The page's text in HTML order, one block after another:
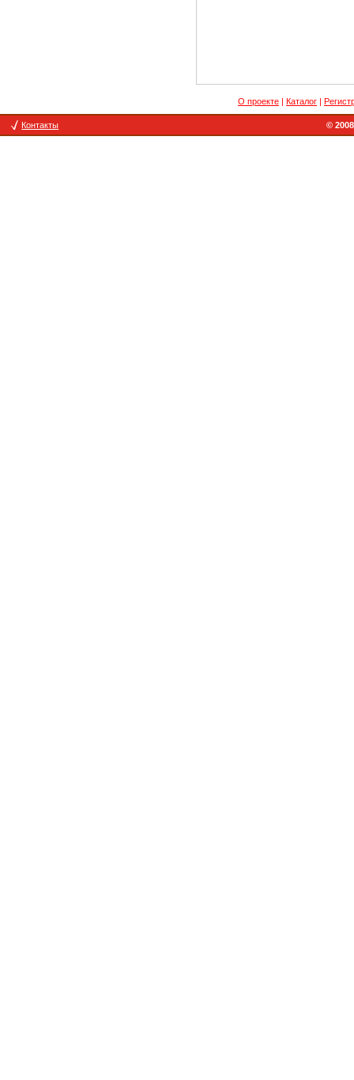
О проекте Каталог
Контакты ©